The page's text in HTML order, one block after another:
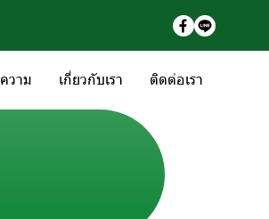
วาม เกี่ยวกับเรา ติดต่อเรา